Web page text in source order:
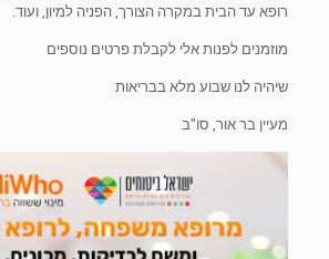
רופא עד הבית במקרה הצורך, הפניה למיון, ועוד.
מוזמנים לפנות אלי לקבלת פרטים נוספים
שיהיה לנו שבוע מלא בבריאות
מעיין בר אור, סו"ב